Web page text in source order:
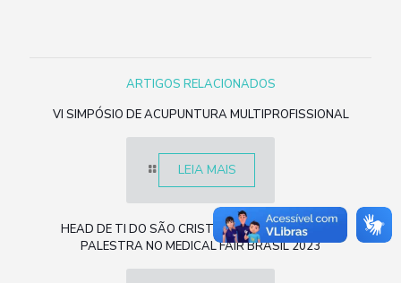
ARTIGOS RELACIONADOS
VI SIMPÓSIO DE ACUPUNTURA MULTIPROFISSIONAL
LEIA MAIS
HEAD DE TI DO SÃO CRISTÓVÃO SAÚDE REALIZA
PALESTRA NO MEDICAL FAIR BRASIL 2023